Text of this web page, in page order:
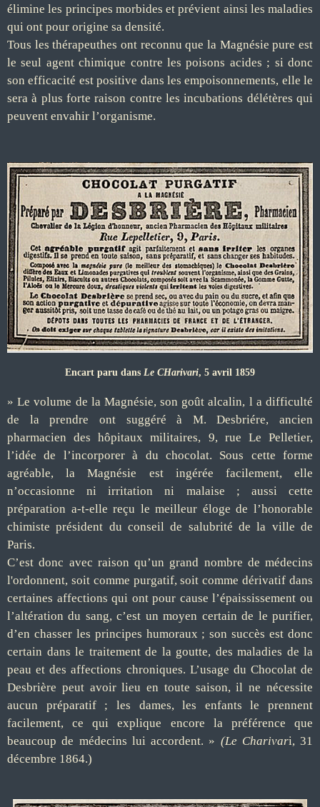
élimine les principes morbides et prévient ainsi les maladies
qui ont pour origine sa densité.
Tous les thérapeuthes ont reconnu que la Magnésie pure est
le seul agent chimique contre les poisons acides ; si donc
son efficacité est positive dans les empoisonnements, elle le
sera à plus forte raison contre les incubations délétères qui
peuvent envahir l’organisme.
Encart paru dans Le CHarivari, 5 avril 1859
» Le volume de la Magnésie, son goût alcalin, l a difficulté
de la prendre ont suggéré à M. Desbriére, ancien
pharmacien des hôpitaux militaires, 9, rue Le Pelletier,
l’idée de l’incorporer à du chocolat. Sous cette forme
agréable, la Magnésie est ingérée facilement, elle
n’occasionne ni irritation ni malaise ; aussi cette
préparation a-t-elle reçu le meilleur éloge de l’honorable
chimiste président du conseil de salubrité de la ville de
Paris.
C’est donc avec raison qu’un grand nombre de médecins
l'ordonnent, soit comme purgatif, soit comme dérivatif dans
certaines affections qui ont pour cause l’épaississement ou
l’altération du sang, c’est un moyen certain de le purifier,
d’en chasser les principes humoraux ; son succès est donc
certain dans le traitement de la goutte, des maladies de la
peau et des affections chroniques. L’usage du Chocolatde
Desbrière peut avoir lieu en toute saison, il ne nécessite
aucun préparatif ; les dames, les enfants le prennent
facilement, ce qui explique encore la préférence que
beaucoup de médecins lui accordent. » (Le Charivari, 31
décembre 1864.)